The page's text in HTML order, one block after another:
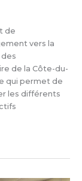
de
vers la
des
de la Côte-du-
qui permet de
les différents